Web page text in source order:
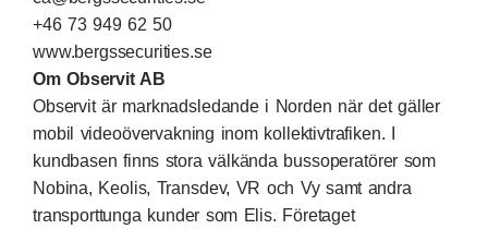
+46 73 949 62 50
www.bergssecurities.se
Om Observit AB
Observit är marknadsledande i Norden när det gäller
mobil videoövervakning inom kollektivtrafiken. I
kundbasen finns stora välkända bussoperatörer som
Nobina, Keolis, Transdev, VR och Vy samt andra
transporttunga kunder som Elis. Företaget